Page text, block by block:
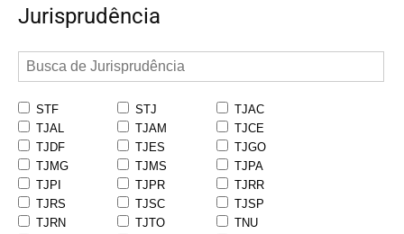
Jurisprudência
STF STJ
TJAC
TJAL
TJAM
TJCE
TJDF
TJES
TJGO
TJMG
TJMS
TJPA
TJPI
TJPR
TJRR
TJRS
TJSC
TJSP
TJRN
TJTO
TNU